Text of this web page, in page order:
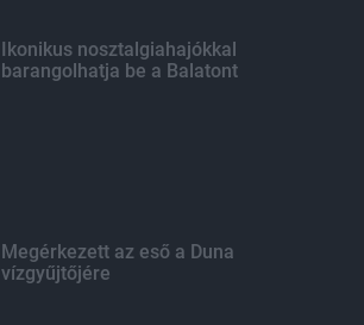
Ikonikus nosztalgiahajókkal
barangolhatja be a Balatont
Megérkezett az eső a Duna
vízgyűjtőjére